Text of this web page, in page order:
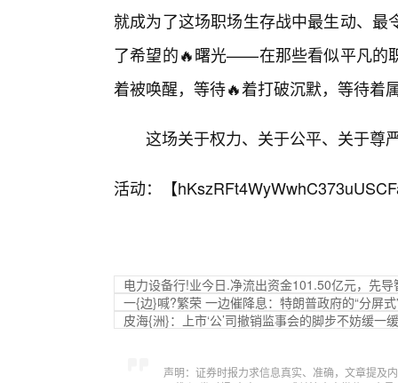
就成为了这场职场生存战中最生动、
了希望的🔥曙光——在那些看似平凡的
着被唤醒，等待🔥着打破沉默，等待着
这场关于权力、关于公平、关于尊
活动：【
电力设备行!业今日.净流出资金101.50亿元，先
一{边}喊?繁荣 一边催降息：特朗普政府的“分屏
皮海{洲}：上市‘公’司撤销监事会的脚步不妨缓一
声明：证券时报力求信息真实、准确，文章提及